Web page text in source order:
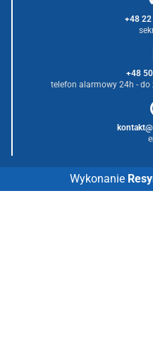
+48
+48
telefon alarmowy 24h - do
Wykonanie